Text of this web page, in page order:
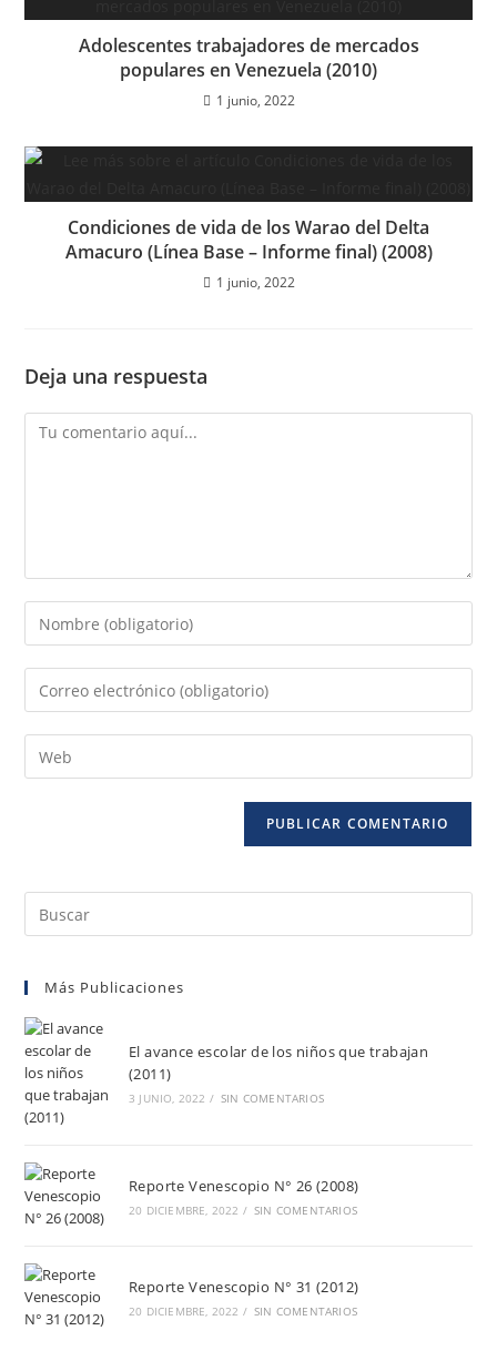
Adolescentes trabajadores de mercados
populares en Venezuela (2010)
1 junio, 2022
Condiciones de vida de los Warao del Delta
Amacuro (Línea Base – Informe final) (2008)
1 junio, 2022
Deja una respuesta
Más Publicaciones
El avance escolar de los niños que trabajan
(2011)
3 JUNIO, 2022 / SIN COMENTARIOS
Reporte Venescopio N° 26 (2008)
20 DICIEMBRE, 2022 / SIN COMENTARIOS
Reporte Venescopio N° 31 (2012)
20 DICIEMBRE, 2022 / SIN COMENTARIOS